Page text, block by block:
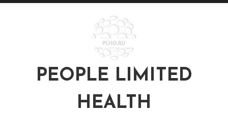
Перейти
PEOPLE LIMITED
HEALTH